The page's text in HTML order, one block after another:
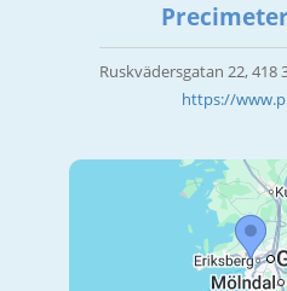
Ruskvädersgatan 22, 418
https://